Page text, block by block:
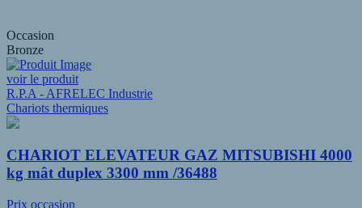
Occasion
Bronze
voir le produit
R.P.A - AFRELEC Industrie
Chariots thermiques
CHARIOT ELEVATEUR GAZ MITSUBISHI 4000
kg mât duplex 3300 mm /36488
Prix occasion